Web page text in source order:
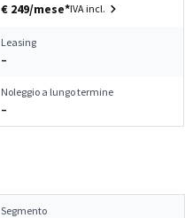
€ 249/mese*IVA incl.
Leasing
–
Noleggio a lungo termine
–
Segmento